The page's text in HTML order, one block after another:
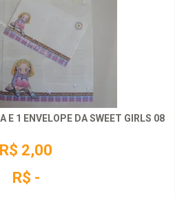
E 1 ENVELOPE DA SWEET GIRLS 08
R$ 2,00
R$ -